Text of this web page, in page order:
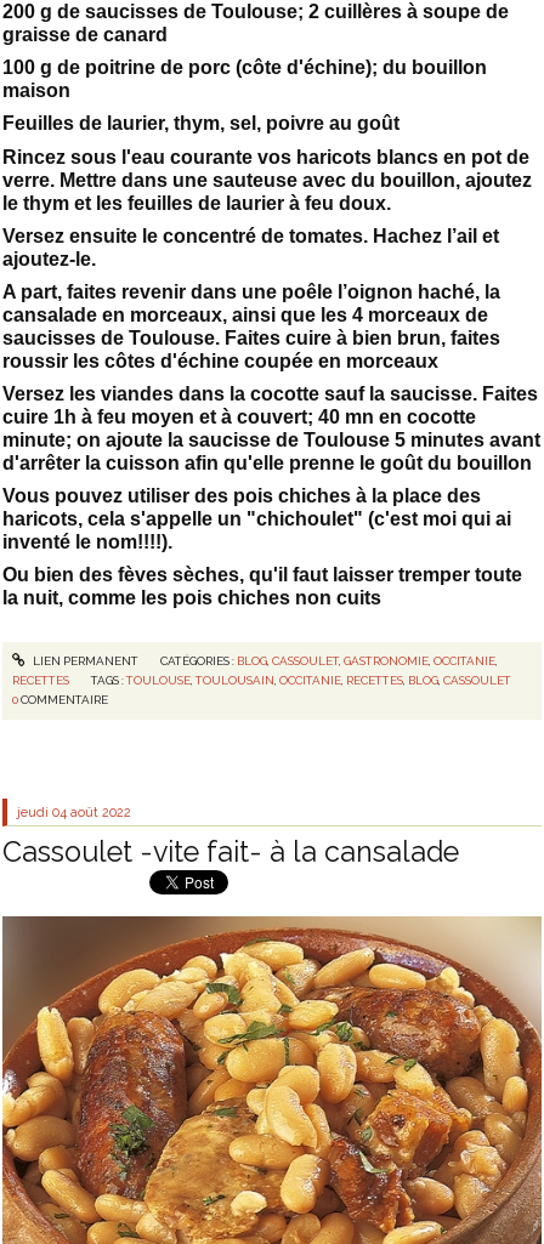
200 g de saucisses de Toulouse; 2 cuillères à soupe de
graisse de canard
100 g de poitrine de porc (côte d'échine); du bouillon
maison
Feuilles de laurier, thym, sel, poivre au goût
Rincez sous l'eau courante vos haricots blancs en pot de
verre. Mettre dans une sauteuse avec du bouillon, ajoutez
le thym et les feuilles de laurier à feu doux.
Versez ensuite le concentré de tomates. Hachez l’ail et
ajoutez-le.
A part, faites revenir dans une poêle l’oignon haché, la
cansalade en morceaux, ainsi que les 4 morceaux de
saucisses de Toulouse. Faites cuire à bien brun, faites
roussir les côtes d'échine coupée en morceaux
Versez les viandes dans la cocotte sauf la saucisse. Faites
cuire 1h à feu moyen et à couvert; 40 mn en cocotte
minute; on ajoute la saucisse de Toulouse 5 minutes avant
d'arrêter la cuisson afin qu'elle prenne le goût du bouillon
Vous pouvez utiliser des pois chiches à la place des
haricots, cela s'appelle un "chichoulet" (c'est moi qui ai
inventé le nom!!!!).
Ou bien des fèves sèches, qu'il faut laisser tremper toute
la nuit, comme les pois chiches non cuits
LIEN PERMANENT CATÉGORIES : BLOG, CASSOULET, GASTRONOMIE, OCCITANIE,
RECETTES
TAGS :TOULOUSE ,TOULOUSAIN ,OCCITANIE RECETTES BLOG ,CASSOULET
0COMMENTAIRE
jeudi 04 août 2022
Cassoulet -vite fait- à la cansalade